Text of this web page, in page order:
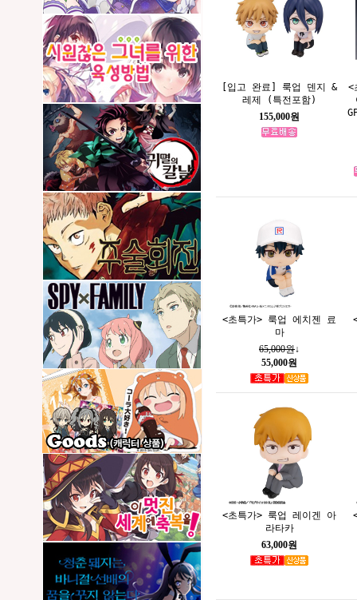
[입고 완료] 룩업 덴지 &
레제 (특전포함)
155,000원
<
<초특가> 룩업 에치젠 료
마
65,000원↓
55,000원
<초특가> 룩업 레이겐 아
라타카
63,000원